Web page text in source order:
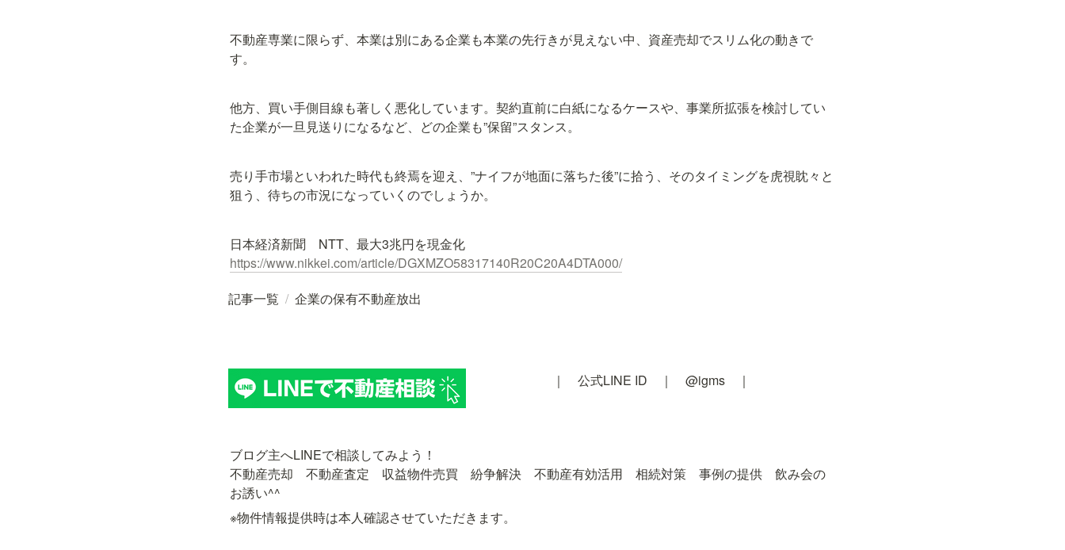
不動産専業に限らず、本業は別にある企業も本業の先行きが見えない中、資産売却でスリム化の動きで
す。
他方、買い手側目線も著しく悪化しています。契約直前に白紙になるケースや、事業所拡張を検討してい
た企業が一旦見送りになるなど、どの企業も”保留”スタンス。
売り手市場といわれた時代も終焉を迎え、”ナイフが地面に落ちた後”に拾う、そのタイミングを虎視眈々と
狙う、待ちの市況になっていくのでしょうか。
日本経済新聞　NTT、最大3兆円を現金化
https://www.nikkei.com/article/DGXMZO58317140R20C20A4DTA000/
記事一覧 / 企業の保有不動産放出
｜　公式LINE ID　｜　@igms　｜
ブログ主へLINEで相談してみよう！
不動産売却　不動産査定　収益物件売買　紛争解決　不動産有効活用　相続対策　事例の提供　飲み会の
お誘い^^
※物件情報提供時は本人確認させていただきます。